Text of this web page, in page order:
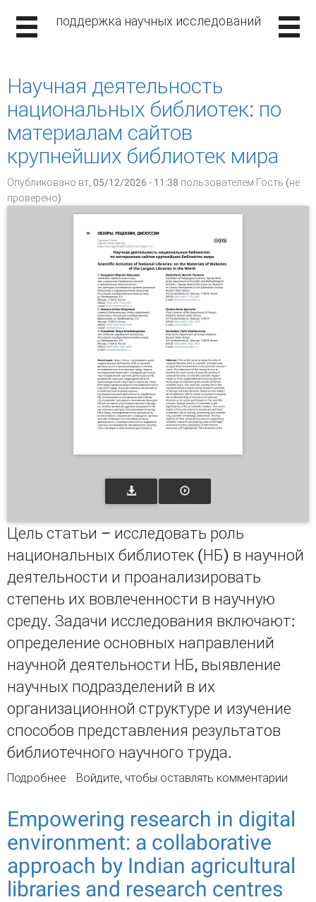
поддержка научных исследований
Научная деятельность
национальных библиотек: по
материалам сайтов
крупнейших библиотек мира
Опубликовано вт, 05/12/2026 - 11:38 пользователем Гость (не
проверено)
Цель статьи – исследовать роль
национальных библиотек (НБ) в научной
деятельности и проанализировать
степень их вовлеченности в научную
среду. Задачи исследования включают:
определение основных направлений
научной деятельности НБ, выявление
научных подразделений в их
организационной структуре и изучение
способов представления результатов
библиотечного научного труда.
Подробнее о Научная деятельность национальных
библиотек мира
Войдите, чтобы оставлять комментарии
Empowering research in digital
environment: a collaborative
approach by Indian agricultural
libraries and research centres